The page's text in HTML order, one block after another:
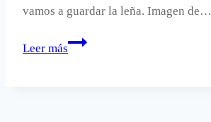
vamos a guardar la leña. Imagen de…
Leer más
¿Dónde